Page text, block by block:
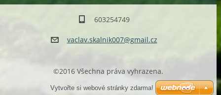
603254749
vaclav.skalnik007@gmail.cz
©2016 Všechna práva vyhrazena.
Vytvořte si webové stránky zdarma!